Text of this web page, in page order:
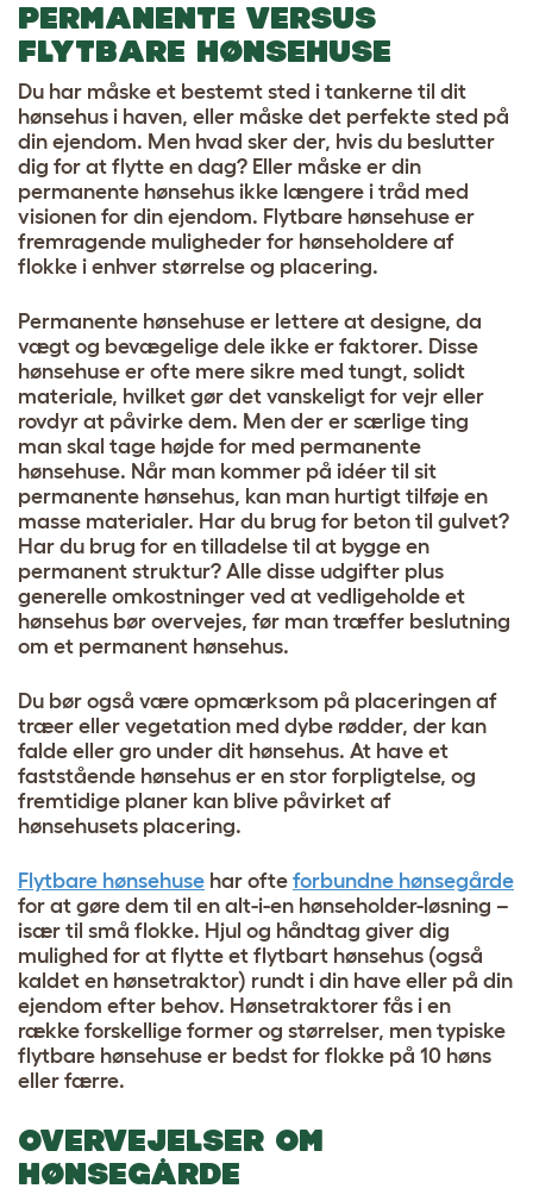
PERMANENTE VERSUS
FLYTBARE HØNSEHUSE
Du har måske et bestemt sted i tankerne til dit
hønsehus i haven, eller måske det perfekte sted på
din ejendom. Men hvad sker der, hvis du beslutter
dig for at flytte en dag? Eller måske er din
permanente hønsehus ikke længere i tråd med
visionen for din ejendom. Flytbare hønsehuse er
fremragende muligheder for hønseholdere af
flokke i enhver størrelse og placering.
Permanente hønsehuse er lettere at designe, da
vægt og bevægelige dele ikke er faktorer. Disse
hønsehuse er ofte mere sikre med tungt, solidt
materiale, hvilket gør det vanskeligt for vejr eller
rovdyr at påvirke dem. Men der er særlige ting
man skal tage højde for med permanente
hønsehuse. Når man kommer på idéer til sit
permanente hønsehus, kan man hurtigt tilføje en
masse materialer. Har du brug for beton til gulvet?
Har du brug for en tilladelse til at bygge en
permanent struktur? Alle disse udgifter plus
generelle omkostninger ved at vedligeholde et
hønsehus bør overvejes, før man træffer beslutning
om et permanent hønsehus.
Du bør også være opmærksom på placeringen af
træer eller vegetation med dybe rødder, der kan
falde eller gro under dit hønsehus. At have et
faststående hønsehus er en stor forpligtelse, og
fremtidige planer kan blive påvirket af
hønsehusets placering.
Flytbare hønsehuse har ofte forbundne hønsegårde
for at gøre dem til en alt-i-en hønseholder-løsning –
især til små flokke. Hjul og håndtag giver dig
mulighed for at flytte et flytbart hønsehus (også
kaldet en hønsetraktor) rundt i din have eller på din
ejendom efter behov. Hønsetraktorer fås i en
række forskellige former og størrelser, men typiske
flytbare hønsehuse er bedst for flokke på 10 høns
eller færre.
OVERVEJELSER OM
HØNSEGÅRDE